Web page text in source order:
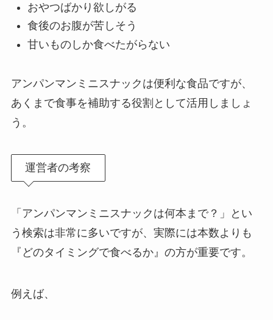
おやつばかり欲しがる
食後のお腹が苦しそう
甘いものしか食べたがらない
アンパンマンミニスナックは便利な食品ですが、
あくまで食事を補助する役割として活用しましょ
う。
運営者の考察
「アンパンマンミニスナックは何本まで？」とい
う検索は非常に多いですが、実際には本数よりも
『どのタイミングで食べるか』の方が重要です。
例えば、